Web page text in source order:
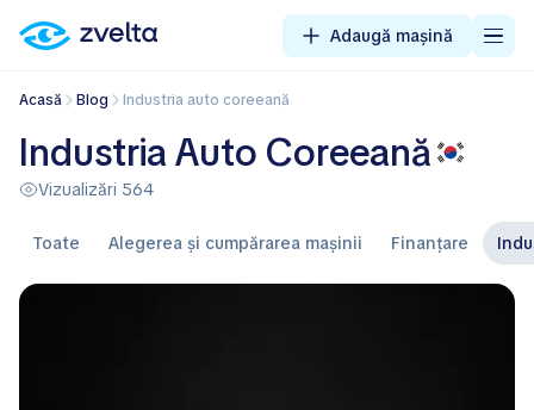
Adaugă mașină
Acasă Blog Industria auto coreeană
Industria Auto Coreeană
Vizualizări 564
Toate Alegerea și cumpărarea mașinii Finanţare